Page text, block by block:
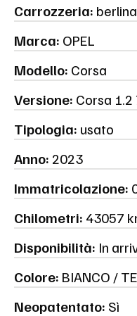
Carrozzeria:
Marca: OPEL
Modello: Corsa
Versione: Corsa
Tipologia: usato
Anno: 2023
Immatricolazione:
Chilometri: 43057
Disponibilità: In
Colore: BIANCO /
Neopatentato: Sì